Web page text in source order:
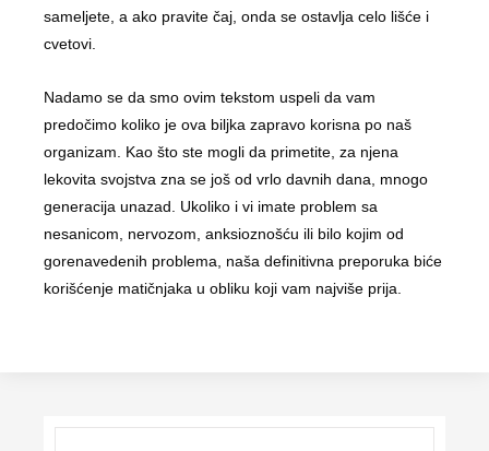
sameljete, a ako pravite čaj, onda se ostavlja celo lišće i
cvetovi.
Nadamo se da smo ovim tekstom uspeli da vam
predočimo koliko je ova biljka zapravo korisna po naš
organizam. Kao što ste mogli da primetite, za njena
lekovita svojstva zna se još od vrlo davnih dana, mnogo
generacija unazad. Ukoliko i vi imate problem sa
nesanicom, nervozom, anksioznošću ili bilo kojim od
gorenavedenih problema, naša definitivna preporuka biće
korišćenje matičnjaka u obliku koji vam najviše prija.